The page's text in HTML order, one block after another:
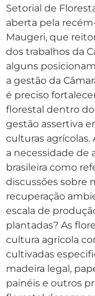
Setorial de
aberta pela
Maugeri, que
dos trabalhos da
alguns
a gestão da
é preciso
florestal dentro
gestão assertiva
culturas agrícolas.
a necessidade de
brasileira como
discussões sobre
recuperação
escala de
plantadas? As
cultura agrícola
cultivadas
madeira legal,
painéis e outros